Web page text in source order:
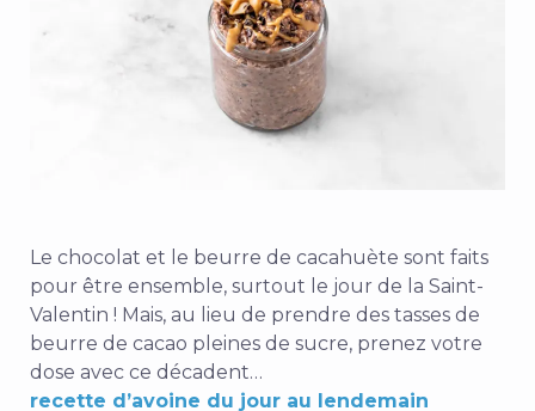
Le chocolat et le beurre de cacahuète sont faits
pour être ensemble, surtout le jour de la Saint-
Valentin ! Mais, au lieu de prendre des tasses de
beurre de cacao pleines de sucre, prenez votre
dose avec ce décadent…
recette d’avoine du jour au lendemain